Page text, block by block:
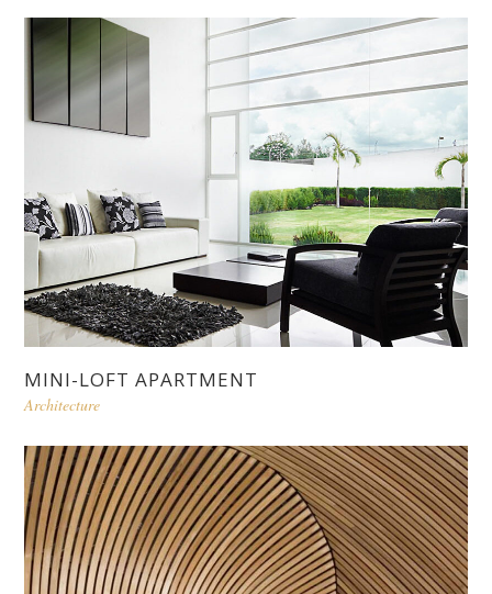
MINI-LOFT APARTMENT
Architecture